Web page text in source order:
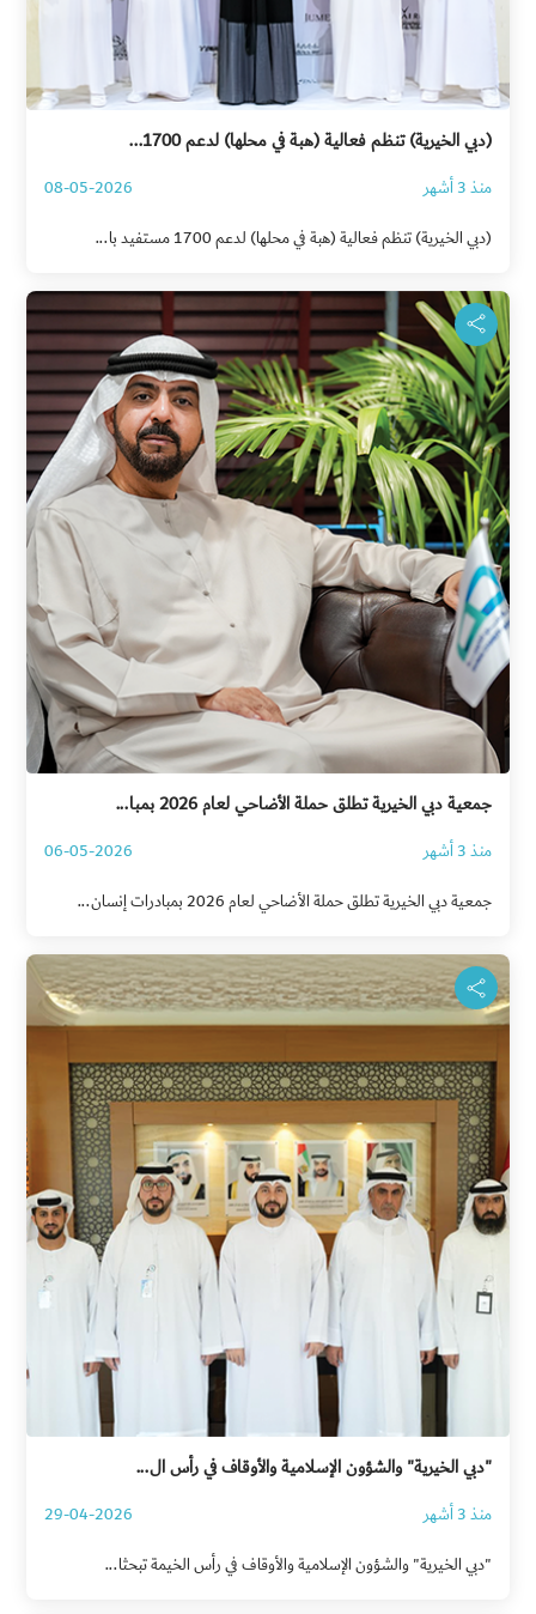
(دبي الخيرية) تنظم فعالية (هبة في محلها) لدعم 1700...
منذ 3 أشهر
08-05-2026
(دبي الخيرية) تنظم فعالية (هبة في محلها) لدعم 1700 مستفيد با...
جمعية دبي الخيرية تطلق حملة الأضاحي لعام 2026 بمبا...
منذ 3 أشهر
06-05-2026
جمعية دبي الخيرية تطلق حملة الأضاحي لعام 2026 بمبادرات إنسان...
"دبي الخيرية" والشؤون الإسلامية والأوقاف في رأس ال...
منذ 3 أشهر
29-04-2026
"دبي الخيرية" والشؤون الإسلامية والأوقاف في رأس الخيمة تبحثا...